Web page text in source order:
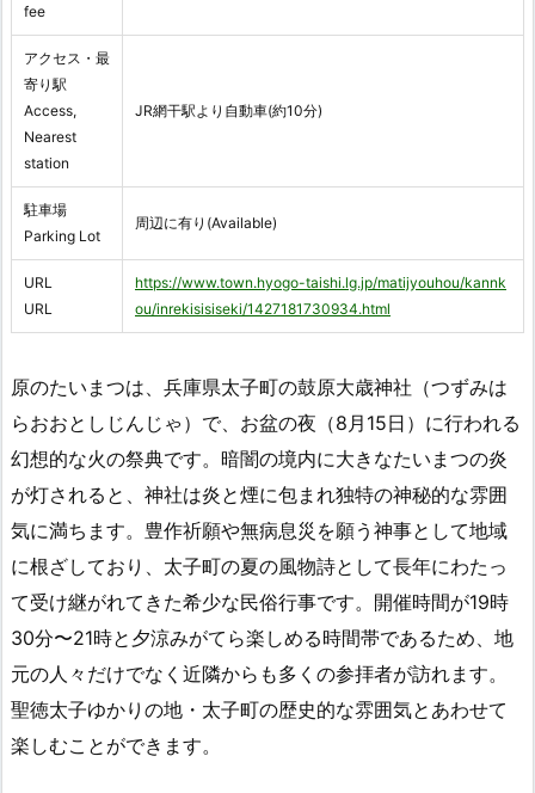
fee
アクセス・最
寄り駅
Access,
Nearest
station
JR網干駅より自動車(約10分)
駐車場
Parking Lot
周辺に有り(Available)
URL
URL
https://www.town.hyogo-taishi.lg.jp/matijyouhou/kannk
ou/inrekisisiseki/1427181730934.html
原のたいまつは、兵庫県太子町の鼓原大歳神社（つずみは
らおおとしじんじゃ）で、お盆の夜（8月15日）に行われる
幻想的な火の祭典です。暗闇の境内に大きなたいまつの炎
が灯されると、神社は炎と煙に包まれ独特の神秘的な雰囲
気に満ちます。豊作祈願や無病息災を願う神事として地域
に根ざしており、太子町の夏の風物詩として長年にわたっ
て受け継がれてきた希少な民俗行事です。開催時間が19時
30分〜21時と夕涼みがてら楽しめる時間帯であるため、地
元の人々だけでなく近隣からも多くの参拝者が訪れます。
聖徳太子ゆかりの地・太子町の歴史的な雰囲気とあわせて
楽しむことができます。